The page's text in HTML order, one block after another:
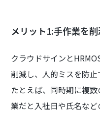
メリット1:手作業を
クラウドサインと
削減し、人的ミスを防止
たとえば、同時期に複
業だと入社日や氏名な